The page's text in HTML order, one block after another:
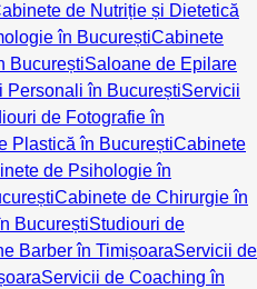
de Nutriție și Dietetică
în BucureștiCabinete
BucureștiSaloane de Epilare
Personali în BucureștiServicii
de Fotografie în
Plastică în BucureștiCabinete
de Psihologie în
Cabinete de Chirurgie în
BucureștiStudiouri de
Barber în TimișoaraServicii de
Servicii de Coaching în